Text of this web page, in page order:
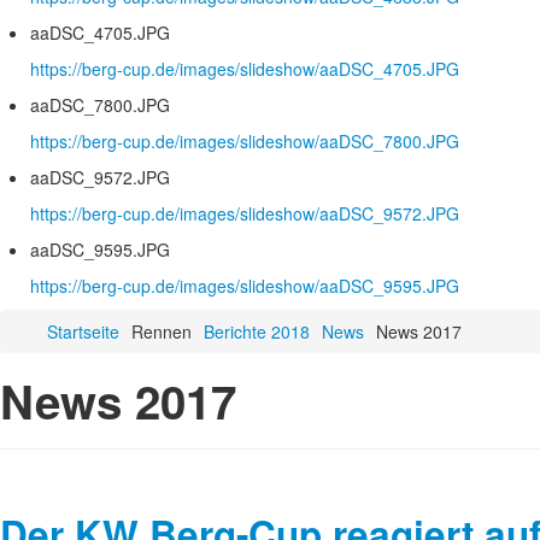
aaDSC_4705.JPG
https://berg-cup.de/images/slideshow/aaDSC_4705.JPG
aaDSC_7800.JPG
https://berg-cup.de/images/slideshow/aaDSC_7800.JPG
aaDSC_9572.JPG
https://berg-cup.de/images/slideshow/aaDSC_9572.JPG
aaDSC_9595.JPG
https://berg-cup.de/images/slideshow/aaDSC_9595.JPG
Startseite Rennen Berichte 2018 News News 2017
News 2017